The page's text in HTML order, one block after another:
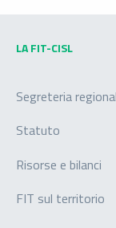
LA FIT-CISL
Segreteria
Statuto
Risorse e bilanci
FIT sul territorio